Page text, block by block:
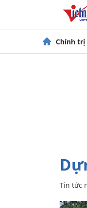
Chính trị
Tin tức